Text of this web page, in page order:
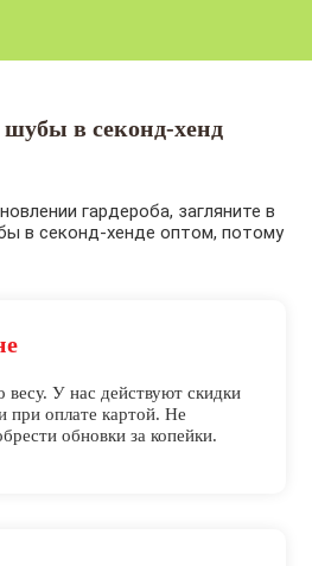
в секонд-хенд
гардероба, загляните в
в секонд-хенде оптом, потому
У нас действуют скидки
при оплате картой. Не
обновки за копейки.